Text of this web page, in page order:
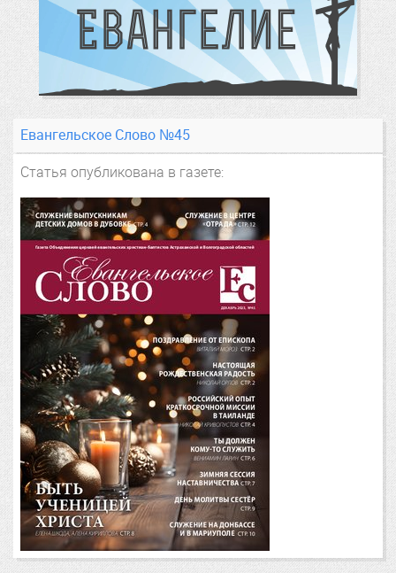
Евангельское Слово №45
Статья опубликована в газете: